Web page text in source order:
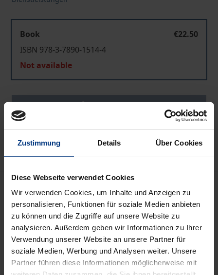
Zustimmung Details Über Cookies
Diese Webseite verwendet Cookies
Wir verwenden Cookies, um Inhalte und Anzeigen zu
personalisieren, Funktionen für soziale Medien anbieten
zu können und die Zugriffe auf unsere Website zu
analysieren. Außerdem geben wir Informationen zu Ihrer
Verwendung unserer Website an unsere Partner für
soziale Medien, Werbung und Analysen weiter. Unsere
Partner führen diese Informationen möglicherweise mit
Book
€22.50
ISBN 978-3-7890-1514-4
Not available
Add to Cart
Add to Wish List
Bibliographical data
Edition
1
ISBN
978-3-7890-1514-4